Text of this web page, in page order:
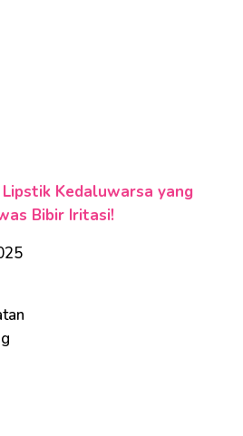
Kedaluwarsa yang
Bibir Iritasi!